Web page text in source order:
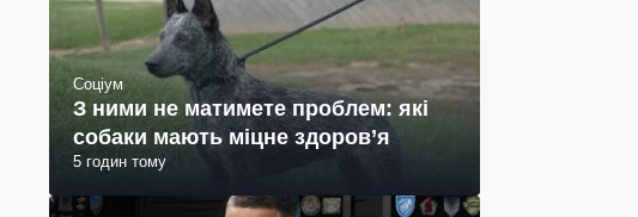
Соціум
З ними не матимете проблем: які
собаки мають міцне здоров’я
5 годин тому